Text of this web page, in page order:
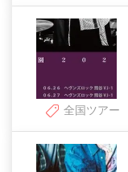
全国ツアー